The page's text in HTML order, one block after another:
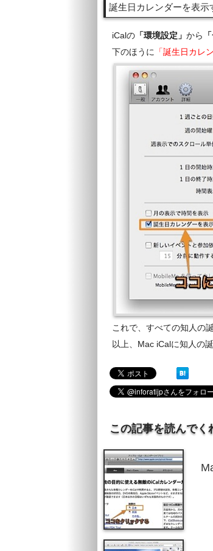
誕生日カレンダーを表示
iCalの 「環境設定」 から
下のほうに
「誕生日カレ
これで、すべての知人の
以上、Mac iCalに知人の
この記事を読んでく